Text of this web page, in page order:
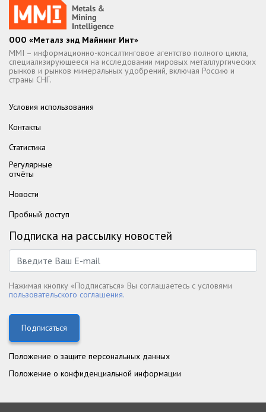
ООО «Металз энд Майнинг Инт»
MMI – информационно-консалтинговое агентство полного цикла,
специализирующееся на исследовании мировых металлургических
рынков и рынков минеральных удобрений, включая Россию и
страны СНГ.
Условия использования
Контакты
Статистика
Регулярные
отчёты
Новости
Пробный доступ
Подписка на рассылку новостей
Нажимая кнопку «Подписаться» Вы соглашаетесь с условями
пользовательского соглашения.
Подписаться
Положение о защите персональных данных
Положение о конфиденциальной информации